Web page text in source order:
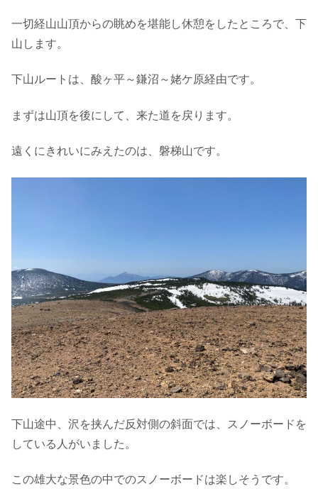
一切経山山頂からの眺めを堪能し休憩をしたところで、下
山します。
下山ルートは、酸ヶ平～鎌沼～姥ケ原経由です。
まずは山頂を後にして、来た道を戻ります。
遠くにきれいにみえたのは、磐梯山です。
下山途中、沢を挟んだ反対側の斜面では、スノーボードを
している人がいました。
この雄大な景色の中でのスノーボードは楽しそうです。